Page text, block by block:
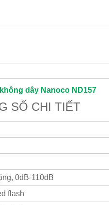
dây NanocoND157
SỐ CHI TIẾT
0dB-110dB
flash